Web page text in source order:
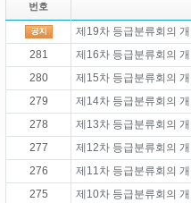
번호
제19차 등급분류회의
281
제16차 등급분류회의
280
제15차 등급분류회의
279
제14차 등급분류회의
278
제13차 등급분류회의
277
제12차 등급분류회의
276
제11차 등급분류회의
275
제10차 등급분류회의